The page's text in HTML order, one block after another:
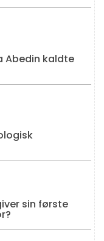
Abedin kaldte
sin første